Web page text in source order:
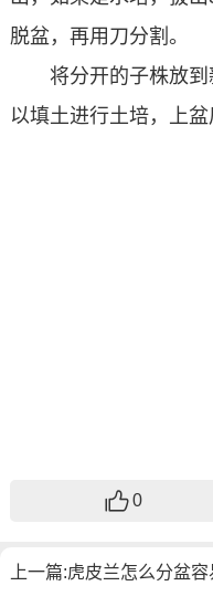
脱盆，再用刀分割。
将分开的子株放到
以填土进行土培，上盆
0
上一篇:虎皮兰怎么分盆